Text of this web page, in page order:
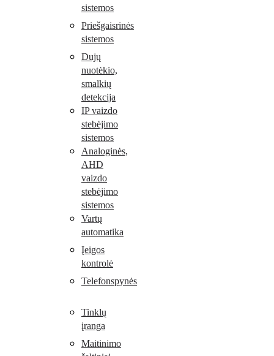
sistemos
Priešgaisrinės
sistemos
Dujų
nuotėkio,
smalkių
detekcija
IP vaizdo
stebėjimo
sistemos
Analoginės,
AHD
vaizdo
stebėjimo
sistemos
Vartų
automatika
Įeigos
kontrolė
Telefonspynės
Tinklų
įranga
Maitinimo